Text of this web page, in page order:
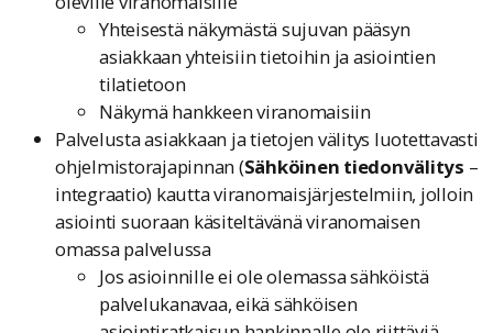
Yhteisestä näkymästä sujuvan pääsyn
asiakkaan yhteisiin tietoihin ja asiointien
tilatietoon
Näkymä hankkeen viranomaisiin
Palvelusta asiakkaan ja tietojen välitys luotettavasti
ohjelmistorajapinnan (Sähköinen tiedonvälitys –
integraatio) kautta viranomaisjärjestelmiin, jolloin
asiointi suoraan käsiteltävänä viranomaisen
omassa palvelussa
Jos asioinnille ei ole olemassa sähköistä
palvelukanavaa, eikä sähköisen